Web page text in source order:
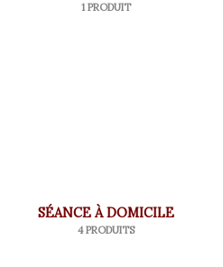
1 PRODUIT
SÉANCE À DOMICILE
4 PRODUITS